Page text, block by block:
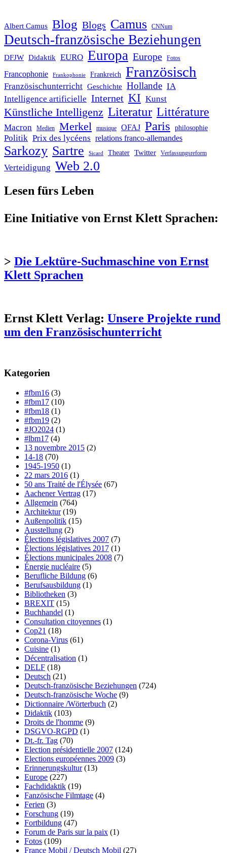
Albert Camus Blog Blogs Camus CNNum
Deutsch-französische Beziehungen
DFJW Didaktik EURO Europa Europe Fotos
Francophonie Frankophonie Frankreich Französisch
Französischunterricht Geschichte Hollande IA
Intelligence artificielle Internet KI Kunst
Künstliche Intelligenz Literatur Littérature
Macron Medien Merkel musique OFAJ Paris philosophie
Politik Prix des lycéens relations franco-allemandes
Sarkozy Sartre Sicard Theater Twitter Verfassungsreform
Verteidigung Web 2.0
Lesen fürs Leben
Eine Initiative von Ernst Klett Sprachen:
> Die Lektüre-Suchmaschine von Ernst
Klett Sprachen
Ernst Klett Verlag: Unsere Projekte rund
um den Französischunterricht
Kategorien
#fbm16 (3)
#fbm17 (10)
#fbm18 (1)
#fbm19 (2)
#JO2024 (1)
#lbm17 (4)
13 novembre 2015 (2)
14-18 (70)
1945-1950 (1)
22 mars 2016 (1)
50 ans Traité de l'Élysée (67)
Aachener Vertrag (17)
Allgemein (764)
Architektur(19)
Außenpolitik (15)
Ausstellung (2)
Élections législatives 2007 (7)
Élections législatives 2017 (1)
Élections municipales 2008 (7)
Énergie nucléaire (5)
Berufliche Bildung (6)
Berufsausbildung (1)
Bibliotheken (3)
BREXIT (15)
Buchhandel (1)
Consultation citoyennes (1)
Cop21 (18)
Corona-Virus (61)
Cuisine (1)
Décentralisation (1)
DELF (18)
Deutsch (21)
Deutsch-französische Beziehungen (724)
Deutsch-französische Woche (9)
Dictionnaire /Wörterbuch (2)
Didaktik (103)
Droits de l'homme (9)
DSGVO-RGPD (1)
Dt.-fr. Tag (70)
Election présidentielle 2007 (124)
Elections européennes 2009 (3)
Erinnerungskultur(13)
Europe (227)
Fachdidaktik (19)
Fanzösische Filmtage (4)
Ferien (3)
Forschung (19)
Fortbildung (47)
Forum de Paris sur la paix (1)
Fotos (109)
France Mobil / Deutsch Mobil (27)